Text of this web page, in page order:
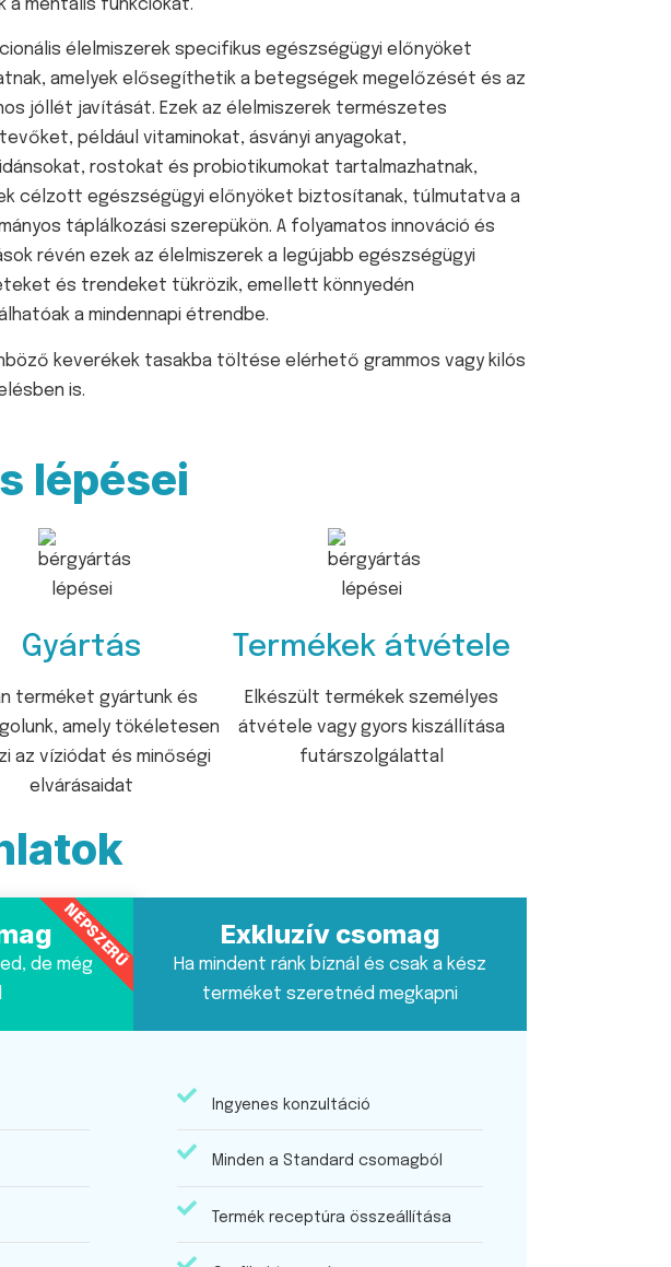
a mentális funkciókat.
élelmiszerek specifikus egészségügyi előnyöket
amelyek elősegíthetik a betegségek megelőzését és az
jóllét javítását. Ezek az élelmiszerek természetes
például vitaminokat, ásványi anyagokat,
rostokat és probiotikumokat tartalmazhatnak,
célzott egészségügyi előnyöket biztosítanak, túlmutatva a
táplálkozási szerepükön. A folyamatos innováció és
révén ezek az élelmiszerek a legújabb egészségügyi
és trendeket tükrözik, emellett könnyedén
a mindennapi étrendbe.
keverékek tasakba töltése elérhető grammos vagy kilós
is.
lépései
Gyártás
terméket gyártunk és
amely tökéletesen
az víziódat és minőségi
elvárásaidat
Termékek átvétele
Elkészült termékek személyes
átvétele vagy gyors kiszállítása
futárszolgálattal
de mégNÉPSZERŰ Exkluzív csomag
Ha mindent ránk bíznál és csak a kész
terméket szeretnéd megkapni
Ingyenes konzultáció
Minden a Standard csomagból
Termék receptúra összeállítása